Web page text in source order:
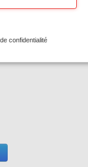
confidentialité